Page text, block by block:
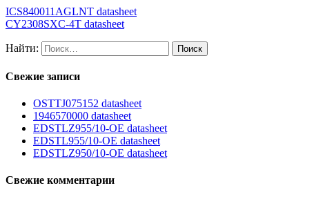
ICS840011AGLNT datasheet
CY2308SXC-4T datasheet
Найти:
Свежие записи
OSTTJ075152 datasheet
1946570000 datasheet
EDSTLZ955/10-OE datasheet
EDSTL955/10-OE datasheet
EDSTLZ950/10-OE datasheet
Свежие комментарии